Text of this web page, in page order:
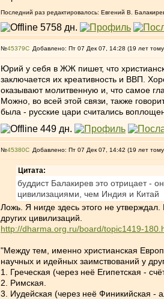
Последний раз редактировалось: Евгений В.
№45379 Добавлено: Пт 07 Дек 07, 14:28 (19 лет
Юрий у себя в ЖЖ пишет, что
заключается их креативность и ВВП.
оказывают молитвенную и, что самое
Можно, во всей этой связи, также
была - русские цари считались
№45380 Добавлено: Пт 07 Дек 07, 14:42 (19 лет
Цитата:
буддист Балакирев это отрицает -
цивилизациями, чем Индия и Китай
Ложь. Я нигде здесь этого не
других цивилизаций.
http://dharma.org.ru/board/topic1419-
"Между тем, именно христианская
научных и идейных заимствований у
1. Греческая (через неё Египетская -
2. Римская.
3. Иудейская (через неё Финикийская -